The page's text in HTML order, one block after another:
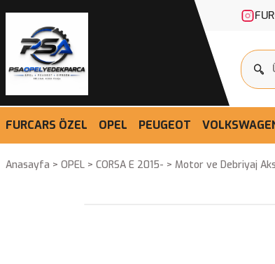
FURCARS ÖZEL OPEL PEUGEOT
Anasayfa OPEL CORSA E 2015- Motor ve Debriyaj